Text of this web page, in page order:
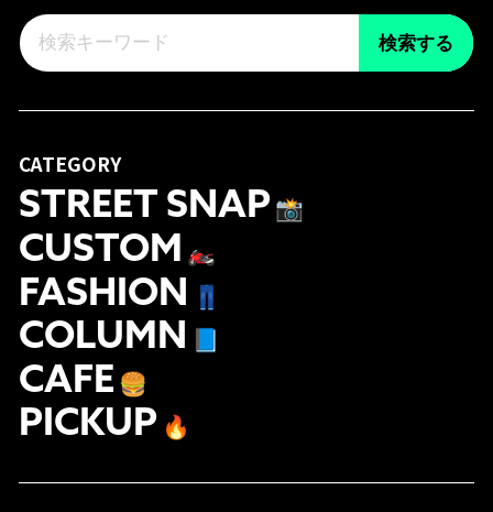
検索する
CATEGORY
STREET SNAP 📸
CUSTOM 🏍
FASHION 👖
COLUMN
CAFE 🍔
PICKUP 🔥